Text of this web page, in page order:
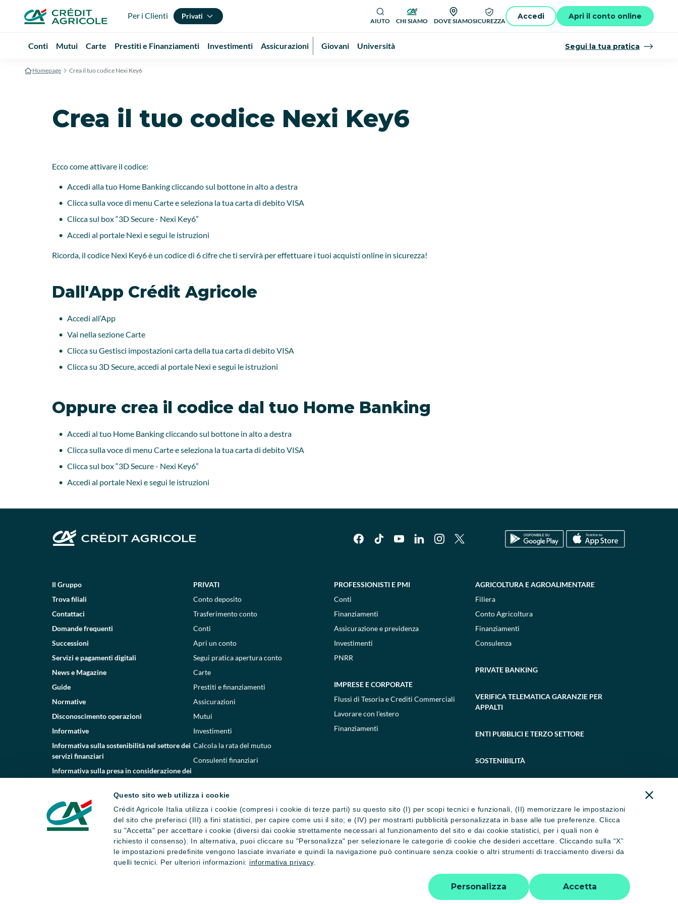
Questo sito web utilizza i cookie
Crédit Agricole Italia utilizza i cookie (compresi i cookie di terze parti) su questo sito (I) per scopi tecnici e funzionali, (II) memorizzare le impostazioni
del sito che preferisci (III) a fini statistici, per capire come usi il sito; e (IV) per mostrarti pubblicità personalizzata in base alle tue preferenze. Clicca
su "Accetta" per accettare i cookie (diversi dai cookie strettamente necessari al funzionamento del sito e dai cookie statistici, per i quali non è
richiesto il consenso). In alternativa, puoi cliccare su "Personalizza" per selezionare le categorie di cookie che desideri accettare. Cliccando sulla “X”
le impostazioni predefinite vengono lasciate invariate e quindi la navigazione può continuare senza cookie o altri strumenti di tracciamento diversi da
quelli tecnici. Per ulteriori informazioni: informativa privacy.
Accetta
Personalizza
Per i Clienti Privati
AIUTO CHI SIAMO DOVE SIAMOSICUREZZA
Accedi Apri il conto online
Conti Mutui Carte Prestiti e Finanziamenti Investimenti Assicurazioni Giovani Università Segui la tua pratica
Homepage Crea il tuo codice Nexi Key6
Crea il tuo codice Nexi Key6
Ecco come attivare il codice:
Accedi alla tuo Home Banking cliccando sul bottone in alto a destra
Clicca sulla voce di menu Carte e seleziona la tua carta di debito VISA
Clicca sul box “3D Secure - Nexi Key6”
Accedi al portale Nexi e segui le istruzioni
Ricorda, il codice Nexi Key6 è un codice di 6 cifre che ti servirà per effettuare i tuoi acquisti online in sicurezza!
Dall'App Crédit Agricole
Accedi all’App
Vai nella sezione Carte
Clicca su Gestisci impostazioni carta della tua carta di debito VISA
Clicca su 3D Secure, accedi al portale Nexi e segui le istruzioni
Oppure crea il codice dal tuo Home Banking
Accedi al tuo Home Banking cliccando sul bottone in alto a destra
Clicca sulla voce di menu Carte e seleziona la tua carta di debito VISA
Clicca sul box “3D Secure - Nexi Key6”
Accedi al portale Nexi e segui le istruzioni
Il Gruppo
Trova filiali
Contattaci
Domande frequenti
Successioni
Servizi e pagamenti digitali
News e Magazine
Guide
Normative
Disconoscimento operazioni
Informative
Informativa sulla sostenibilità nel settore dei
servizi finanziari
Informativa sulla presa in considerazione dei
Whistleblowing
PRIVATI
Conto deposito
Trasferimento conto
Conti
Apri un conto
Segui pratica apertura conto
Carte
Prestiti e finanziamenti
Assicurazioni
Mutui
Investimenti
Calcola la rata del mutuo
Consulenti finanziari
PROFESSIONISTI E PMI
Conti
Finanziamenti
Assicurazione e previdenza
Investimenti
PNRR
IMPRESE E CORPORATE
Flussi di Tesoria e Crediti Commerciali
Lavorare con l'estero
Finanziamenti
AGRICOLTURA E AGROALIMENTARE
Filiera
Conto Agricoltura
Finanziamenti
Consulenza
PRIVATE BANKING
VERIFICA TELEMATICA GARANZIE PER
APPALTI
ENTI PUBBLICI E TERZO SETTORE
SOSTENIBILITÀ
Dati societari Note legaliImpostazione cookiePrivacy e cookie policy
- Copyright © 2026 Crédit Agricole Italia S.p.A. - Tutti i diritti riservati - P.IVA 02886650346